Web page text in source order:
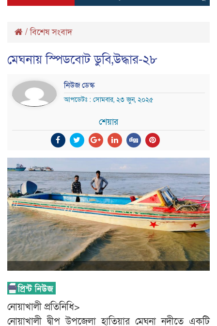
/বিশেষ সংবাদ
মেঘনায় স্পিডবোট ডুবি,উদ্ধার-২৮
নিউজ ডেস্ক
আপডেটঃ : সোমবার, ২৩ জুন, ২০২৫
শেয়ার
নোয়াখালী প্রতিনিধি>
নোয়াখালী দ্বীপ উপজেলা হাতিয়ার মেঘনা নদীতে একটি